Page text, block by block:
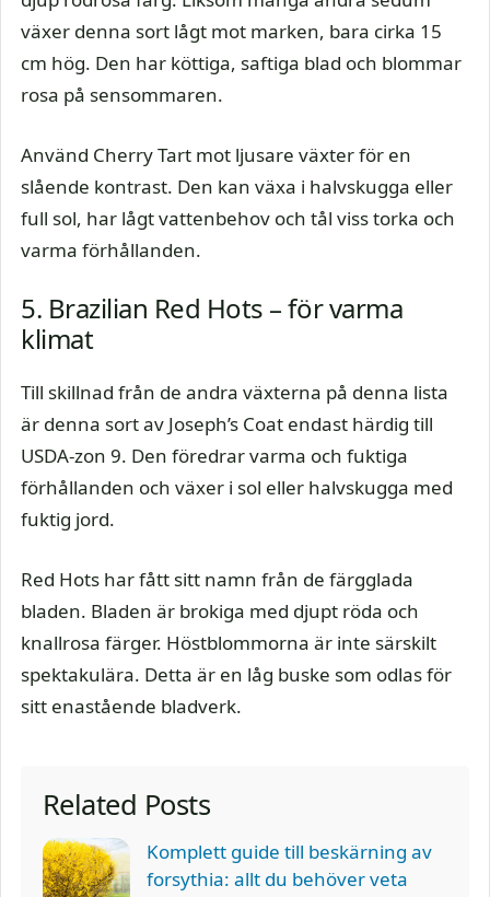
växer denna sort lågt mot marken, bara cirka 15
cm hög. Den har köttiga, saftiga blad och blommar
rosa på sensommaren.
Använd Cherry Tart mot ljusare växter för en
slående kontrast. Den kan växa i halvskugga eller
full sol, har lågt vattenbehov och tål viss torka och
varma förhållanden.
5. Brazilian Red Hots – för varma
klimat
Till skillnad från de andra växterna på denna lista
är denna sort av Joseph’s Coat endast härdig till
USDA-zon 9. Den föredrar varma och fuktiga
förhållanden och växer i sol eller halvskugga med
fuktig jord.
Red Hots har fått sitt namn från de färgglada
bladen. Bladen är brokiga med djupt röda och
knallrosa färger. Höstblommorna är inte särskilt
spektakulära. Detta är en låg buske som odlas för
sitt enastående bladverk.
Related Posts
Komplett guide till beskärning av
forsythia: allt du behöver veta